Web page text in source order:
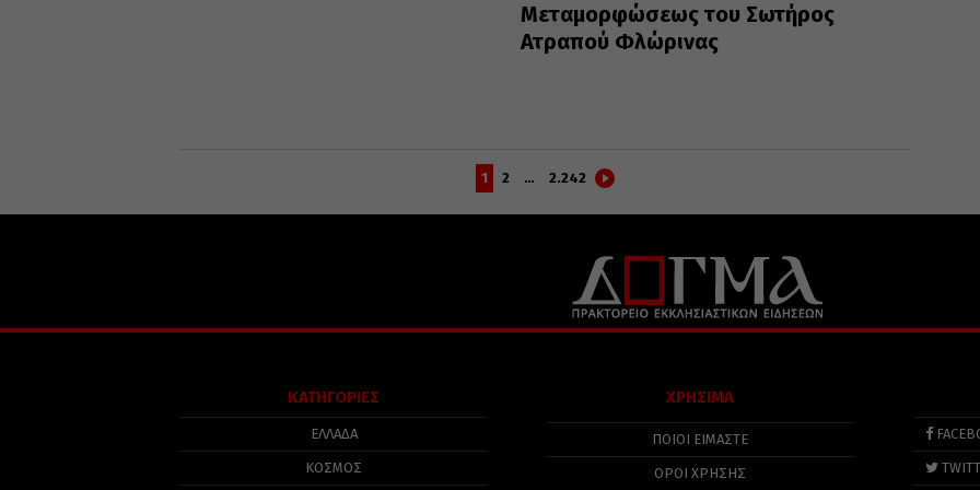
Μεταμορφώσεως του Σωτήρος
Ατραπού Φλώρινας
1 2 … 2.242
ΚΑΤΗΓΟΡΙΕΣ
ΕΛΛΑΔΑ
ΚΟΣΜΟΣ
ΧΡΗΣΙΜΑ
ΠΟΙΟΙ ΕΙΜΑΣΤΕ
ΟΡΟΙ ΧΡΗΣΗΣ